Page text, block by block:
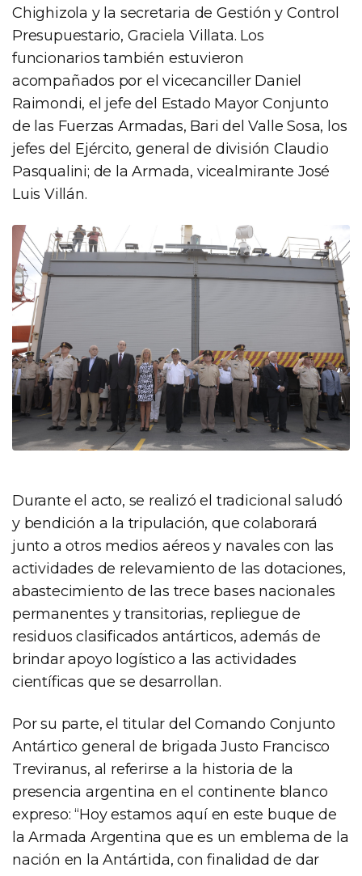
Chighizola y la secretaria de Gestión y Control
Presupuestario, Graciela Villata. Los
funcionarios también estuvieron
acompañados por el vicecanciller Daniel
Raimondi, el jefe del Estado Mayor Conjunto
de las Fuerzas Armadas, Bari del Valle Sosa, los
jefes del Ejército, general de división Claudio
Pasqualini; de la Armada, vicealmirante José
Luis Villán.
Durante el acto, se realizó el tradicional saludó
y bendición a la tripulación, que colaborará
junto a otros medios aéreos y navales con las
actividades de relevamiento de las dotaciones,
abastecimiento de las trece bases nacionales
permanentes y transitorias, repliegue de
residuos clasificados antárticos, además de
brindar apoyo logístico a las actividades
científicas que se desarrollan.
Por su parte, el titular del Comando Conjunto
Antártico general de brigada Justo Francisco
Treviranus, al referirse a la historia de la
presencia argentina en el continente blanco
expreso: “Hoy estamos aquí en este buque de
la Armada Argentina que es un emblema de la
nación en la Antártida, con finalidad de dar